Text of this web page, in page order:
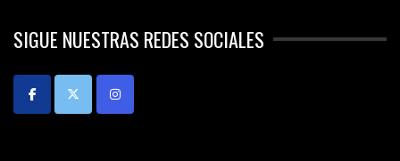
SIGUE NUESTRAS REDES SOCIALES